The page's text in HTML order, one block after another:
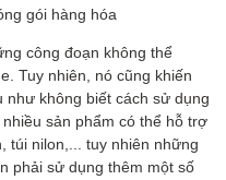
gói hàng hóa
công đoạn không thể
Tuy nhiên, nó cũng khiến
không biết cách sử dụng
sản phẩm có thể hỗ trợ
túi nilon,... tuy nhiên những
phải sử dụng thêm một số